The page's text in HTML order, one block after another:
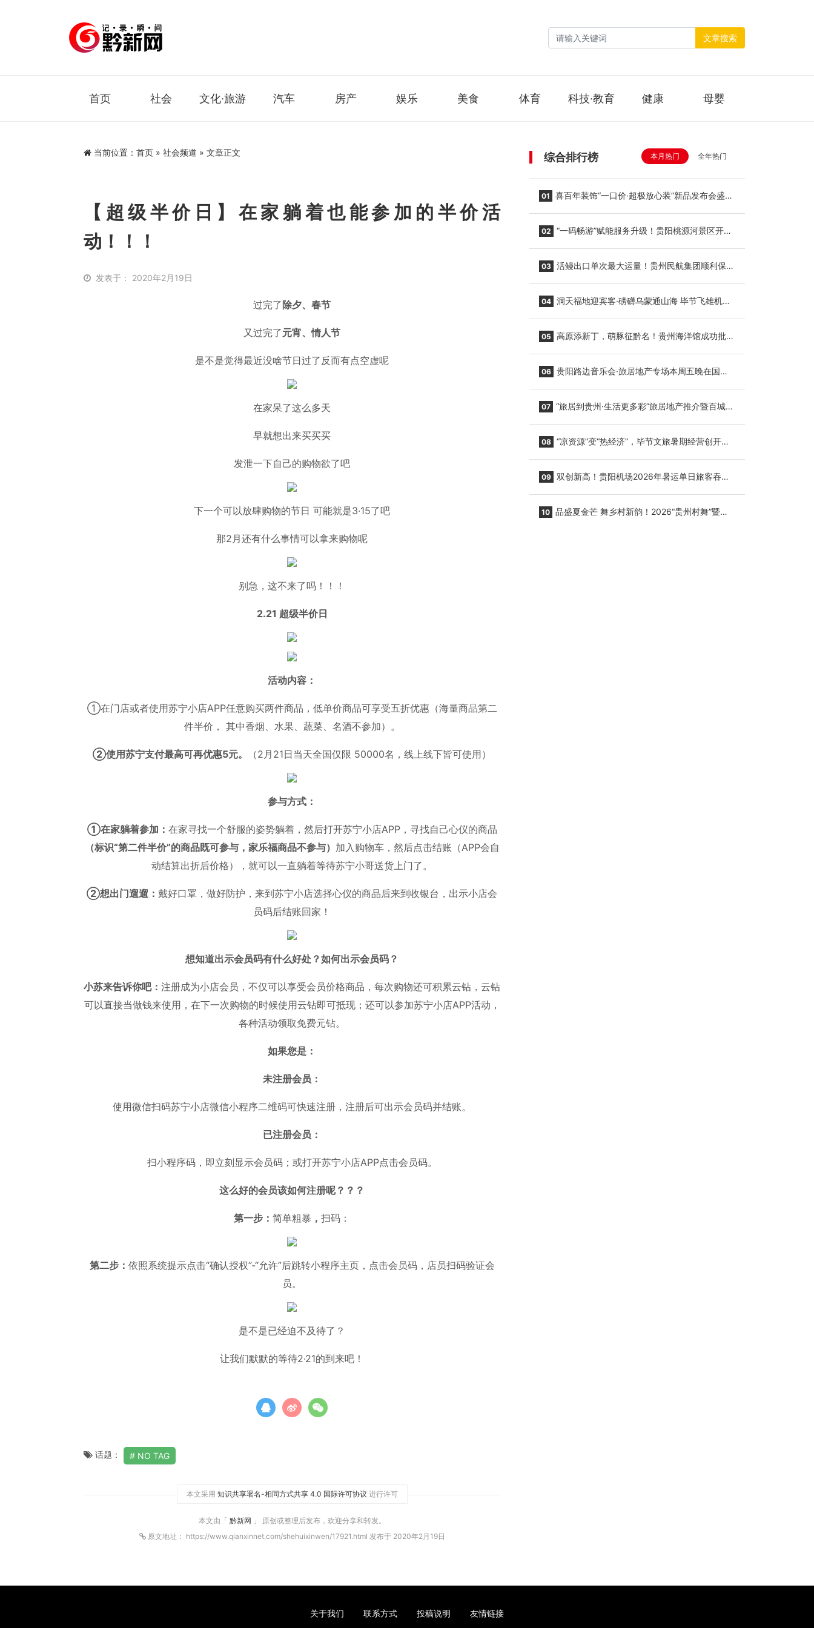
文章搜索
首页 社会 文化·旅游 汽车 房产 娱乐 美食 体育 科技·教育 健康 母婴
当前位置： 首页 » 社会频道 » 文章正文
【超级半价日】在家躺着也能参加的半价活
动！！！
发表于： 2020年2月19日
过完了 除夕、春节
又过完了元宵、情人节
是不是觉得最近没啥节日过了反而有点空虚呢
在家呆了这么多天
早就想出来买买买
发泄一下自己的购物欲了吧
下一个可以放肆购物的节日 可能就是3·15了吧
那2月还有什么事情可以拿来购物呢
别急，这不来了吗！！！
2.21 超级半价日
活动内容：
①在门店或者使用苏宁小店APP任意购买两件商品，低单价商品可享受五折优惠（海量商品第二
件半价， 其中香烟、水果、蔬菜、名酒不参加）。
②使用苏宁支付最高可再优惠5元。 （2月21日当天全国仅限 50000名，线上线下皆可使用）
参与方式：
①在家躺着参加： 在家寻找一个舒服的姿势躺着，然后打开苏宁小店APP，寻找自己心仪的商品
（标识“第二件半价”的商品既可参与，家乐福商品不参与） 加入购物车，然后点击结账（APP会自
动结算出折后价格），就可以一直躺着等待苏宁小哥送货上门了。
②想出门遛遛： 戴好口罩，做好防护，来到苏宁小店选择心仪的商品后来到收银台，出示小店会
员码后结账回家！
想知道出示会员码有什么好处？如何出示会员码？
小苏来告诉你吧： 注册成为小店会员，不仅可以享受会员价格商品，每次购物还可积累云钻，云钻
可以直接当做钱来使用，在下一次购物的时候使用云钻即可抵现；还可以参加苏宁小店APP活动，
各种活动领取免费元钻。
如果您是：
未注册会员：
使用微信扫码苏宁小店微信小程序二维码可快速注册，注册后可出示会员码并结账。
已注册会员：
扫小程序码，即立刻显示会员码；或打开苏宁小店APP点击会员码。
这么好的会员该如何注册呢？？？
第一步： 简单粗暴 ， 扫码：
第二步： 依照系统提示点击“确认授权”-“允许”后跳转小程序主页，点击会员码，店员扫码验证会
员。
是不是已经迫不及待了？
让我们默默的等待2·21的到来吧！
话题： NO TAG
本文采用 知识共享署名-相同方式共享 4.0 国际许可协议 进行许可
本文由「 黔新网 」 原创或整理后发布，欢迎分享和转发。
原文地址： https://www.qianxinnet.com/shehuixinwen/17921.html 发布于 2020年2月19日
综合排行榜 本月热门 全年热门
01 喜百年装饰“一口价·超极放心装”新品发布会盛大
02 “一码畅游”赋能服务升级！贵阳桃源河景区开
03 活鳗出口单次最大运量！贵州民航集团顺利保障
04 洞天福地迎宾客·磅礴乌蒙通山海 毕节飞雄机场
05 高原添新丁，萌豚征黔名！贵州海洋馆成功批量
06 贵阳路边音乐会·旅居地产专场本周五晚在国际
07 “旅居到贵州·生活更多彩”旅居地产推介暨百城千
08 “凉资源”变“热经济”，毕节文旅暑期经营创开门
09 双创新高！贵阳机场2026年暑运单日旅客吞吐
10 品盛夏金芒 舞乡村新韵！2026“贵州村舞”暨望
关于我们 联系方式 投稿说明 友情链接